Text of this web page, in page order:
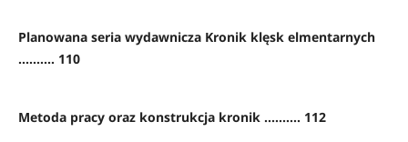
Planowana seria wydawnicza Kronik klęsk elmentarnych
.......... 110
Metoda pracy oraz konstrukcja kronik .......... 112